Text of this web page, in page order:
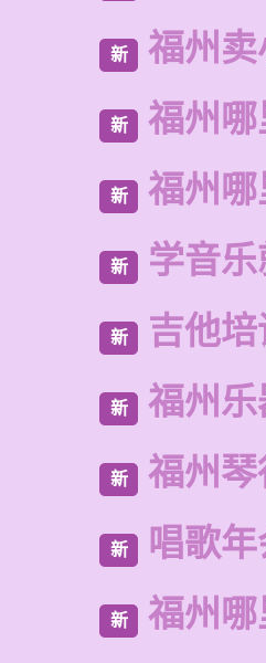
新 福州
新 福州
新 福州
新 学音
新 吉他
新 福州
新 福州
新 唱歌
新 福州